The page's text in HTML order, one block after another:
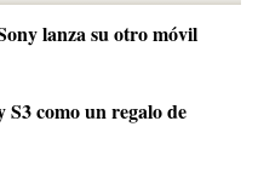
lanza su otro móvil
S3 como un regalo de